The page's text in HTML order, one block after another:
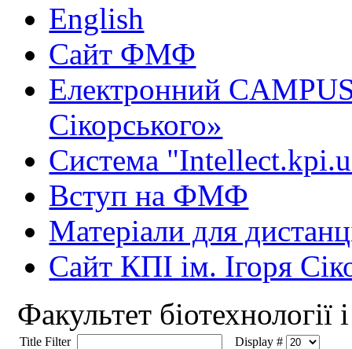
English
Сайт ФМФ
Електронний
Сікорського»
Система
Вступ на ФМФ
Матеріали для
Сайт КПІ ім. Ігоря
Факультет бiотехнологiї
Title Filter
Display #